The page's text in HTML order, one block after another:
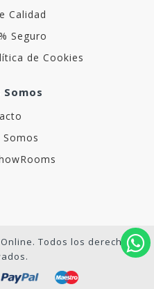
Calidad
Seguro
de Cookies
Somos
Somos
Todos los derechos